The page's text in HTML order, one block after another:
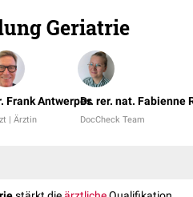
Geriatrie
Frank Antwerpes
| Ärztin
Dr. rer. nat. Fabienne
DocCheck Team